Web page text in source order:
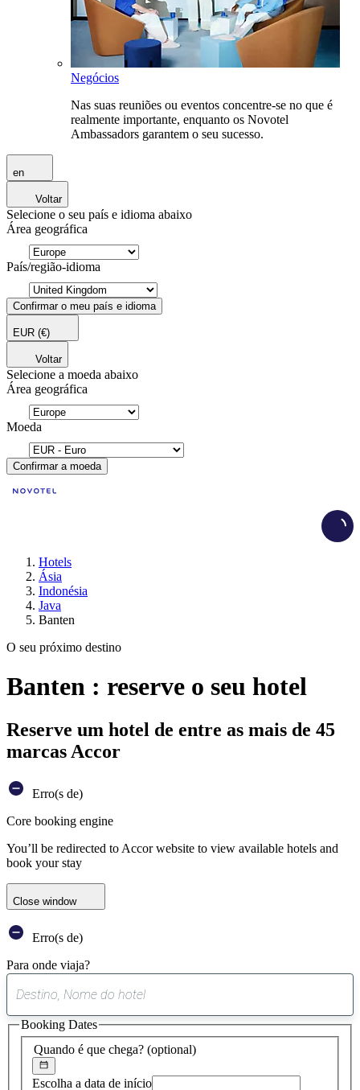
Negócios
Nas suas reuniões ou eventos concentre-se no que é
realmente importante, enquanto os Novotel
Ambassadors garantem o seu sucesso.
en
Voltar
Selecione o seu país e idioma abaixo
Área geográfica
País/região-idioma
Confirmar o meu país e idioma
EUR (€)
Voltar
Selecione a moeda abaixo
Área geográfica
Moeda
Confirmar a moeda
Hotels
Ásia
Indonésia
Java
Banten
O seu próximo destino
Banten : reserve o seu hotel
Reserve um hotel de entre as mais de 45
marcas Accor
Erro(s de)
Core booking engine
You’ll be redirected to Accor website to view available hotels and
book your stay
Close window
Erro(s de)
Para onde viaja?
sugestão
encontrada
Quando é que chega? (optional)
Escolha a data de início
Booking Dates